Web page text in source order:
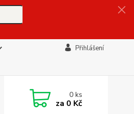
Přihlášení
0ks
za 0 Kč